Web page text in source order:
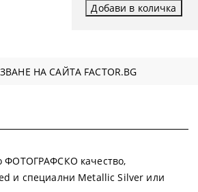
НА САЙТА FACTOR.BG
ФОТОГРАФСКО качество,
и специални Metallic Silver или